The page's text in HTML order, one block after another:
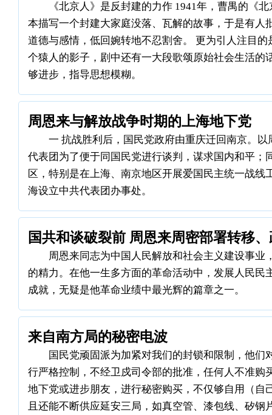
《北京人》是反封建的力作 1941年，曹禺的《
本描写一个封建大家庭没落、瓦解的故事，于是有人
道德与感情，低回婉转地不忍割舍。 更为引人注目
个猿人的影子，剧中还有一大段歌颂原始社会生活的
够进步，指导思想模糊。
周恩来与解放战争时期的上海地下党
一 抗战胜利后，国民党政府由重庆迁回南京。
代表团为了便于同国民党进行谈判，谋求国内和平；
区，特别是在上海、南京地区开展爱国民主统一战线
海设立中共代表团办事处。
国共和谈破裂前 周恩来周密部署转移
周恩来同志为中国人民解放和社会主义建设事业
的精力。在他一生多方面的革命活动中，发展人民民
成就，无疑是他革命业绩中最光辉的篇章之一。
来自南方局的秘密电波
国民党顽固派为加紧对我们的封锁和限制，他们
行严格控制，不经卫戍司令部的批准，任何人不准购
地下党或进步朋友，进行秘密购买，不仅够自用（自
且还能不断供应延安三局，如真空管、漆包线、矽钢